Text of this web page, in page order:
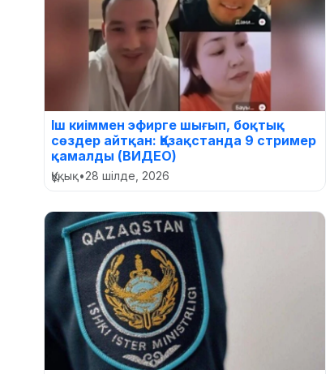
Іш киіммен эфирге шығып, боқтық
сөздер айтқан: Қазақстанда 9 стример
қамалды (ВИДЕО)
Құқық•28 шілде, 2026